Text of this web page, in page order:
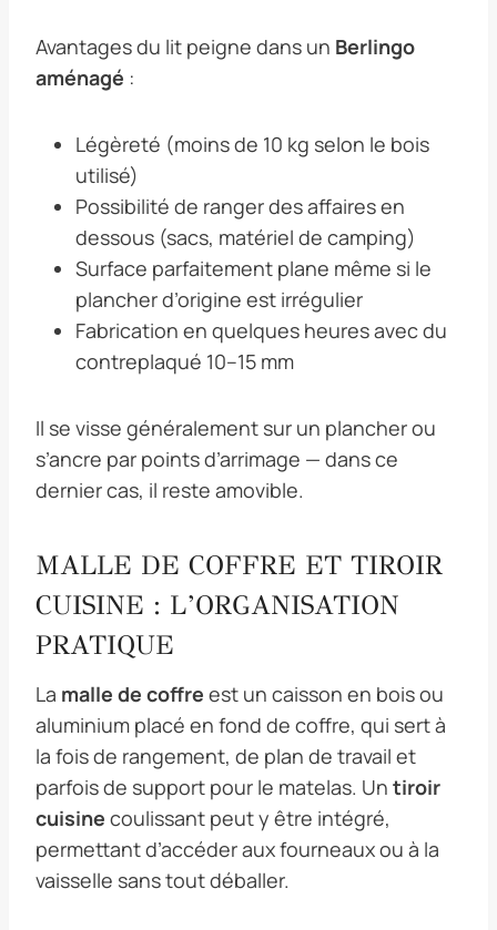
Avantages du lit peigne dans un Berlingo
aménagé :
Légèreté (moins de 10 kg selon le bois
utilisé)
Possibilité de ranger des affaires en
dessous (sacs, matériel de camping)
Surface parfaitement plane même si le
plancher d’origine est irrégulier
Fabrication en quelques heures avec du
contreplaqué 10–15 mm
Il se visse généralement sur un plancher ou
s’ancre par points d’arrimage — dans ce
dernier cas, il reste amovible.
MALLE DE COFFRE ET TIROIR
CUISINE : L’ORGANISATION
PRATIQUE
La malle de coffre est un caisson en bois ou
aluminium placé en fond de coffre, qui sert à
la fois de rangement, de plan de travail et
parfois de support pour le matelas. Un tiroir
cuisine coulissant peut y être intégré,
permettant d’accéder aux fourneaux ou à la
vaisselle sans tout déballer.